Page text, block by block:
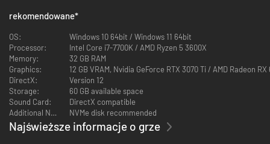
Witamy w Kolonii
rekomendowane*
OS:
Windows 10 64bit / Windows 11 64bit
Processor:
Intel Core i7-7700K / AMD Ryzen 5 3600X
Memory:
32 GB RAM
Graphics:
12 GB VRAM, Nvidia GeForce RTX 3070 Ti / AMD Radeon RX
DirectX:
Version 12
Storage:
60 GB available space
Sound Card:
DirectX compatible
Additional Notes:
NVMe disk recommended
Najświeższe informacje o grze